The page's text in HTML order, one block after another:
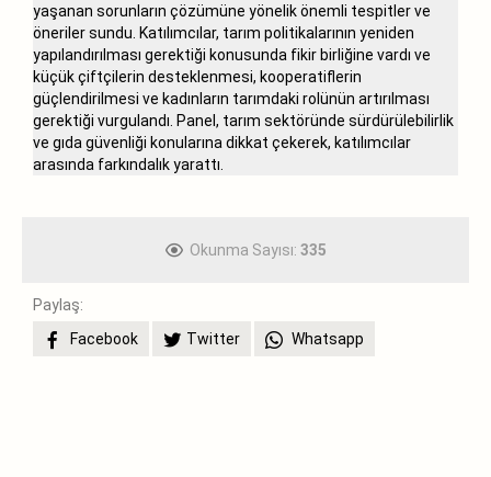
yaşanan sorunların çözümüne yönelik önemli tespitler ve
öneriler sundu. Katılımcılar, tarım politikalarının yeniden
yapılandırılması gerektiği konusunda fikir birliğine vardı ve
küçük çiftçilerin desteklenmesi, kooperatiflerin
güçlendirilmesi ve kadınların tarımdaki rolünün artırılması
gerektiği vurgulandı. Panel, tarım sektöründe sürdürülebilirlik
ve gıda güvenliği konularına dikkat çekerek, katılımcılar
arasında farkındalık yarattı.
Okunma Sayısı: 335
Paylaş:
Facebook
Twitter Whatsapp